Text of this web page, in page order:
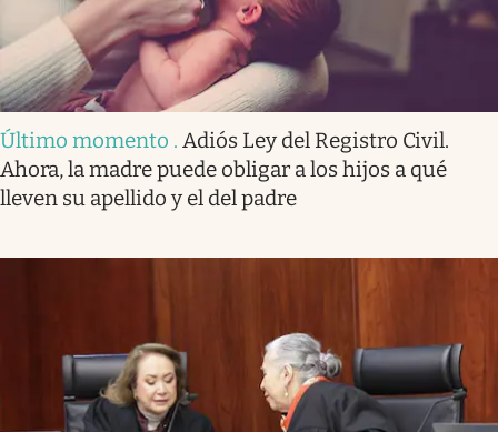
Último momento . Adiós Ley del Registro Civil.
Ahora, la madre puede obligar a los hijos a qué
lleven su apellido y el del padre